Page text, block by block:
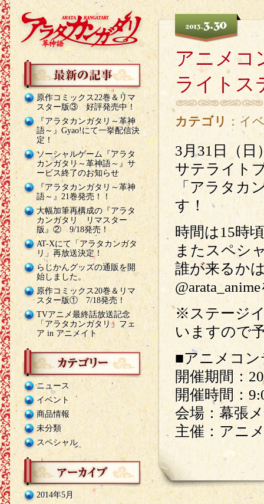
原作コミックス22巻＆リマ
スター版③ 好評発売中！
『アラタカンガタリ～革神
語～』Gyao!にて一挙配信決
定！
ソーシャルゲーム『アラタ
カンガタリ～革神語～』サ
ービス終了のお知らせ
『アラタカンガタリ～革神
語～』21巻発売！！
大幅加筆再構成の『アラタ
カンガタリ リマスター
版』② 9/18発売！
AT-Xにて「アラタカンガタ
リ」再放送決定！
らじかんグッズの通販を開
始しました。
原作コミックス20巻＆リマ
スター版① 7/18発売！
TVアニメ最終話放送記念
「アラタカンガタリ」フェ
ア in アニメイト
ニュース
イベント
商品情報
未分類
スペシャル
2014年5月
2013.3.30
アニメコ
ライトス
カテゴリ ： イ
3月31日（
サテライト
「アラタカ
す！
時間は15時
またスペシ
誰が来るか
※ステージ
いますので
■アニメコン
開催期間：
開催時間：
会場：幕張
主催：アニ